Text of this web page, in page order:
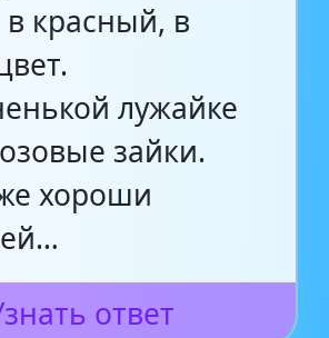
красный, в
лужайке
зайки.
хороши
ответ